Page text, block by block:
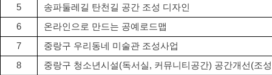
5
송파둘레길 탄천길 공간 조성 디자인
6
온라인으로 만드는 공예로드맵
7
중랑구 우리동네 미술관 조성사업
8
중랑구 청소년시설(독서실, 커뮤니티공간) 공간개선 (조성